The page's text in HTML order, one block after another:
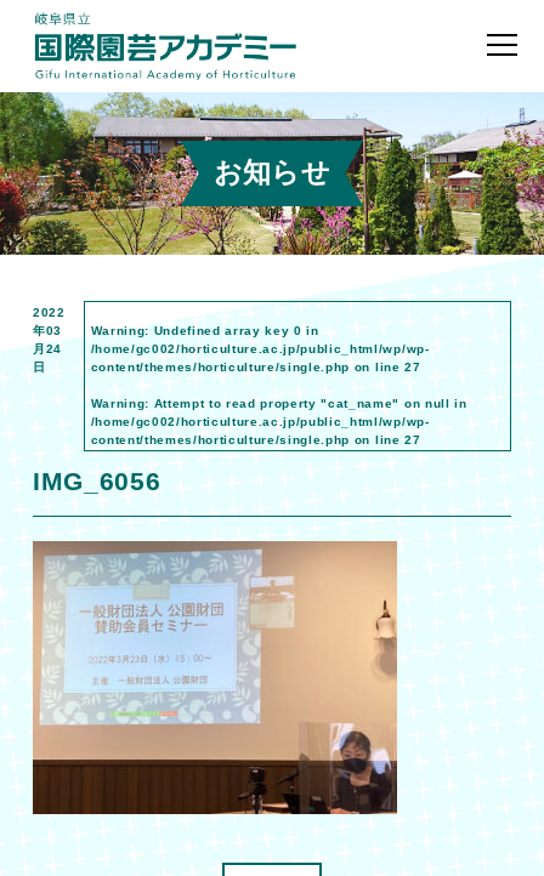
お知らせ
2022
年03
月24
日
Warning: Undefined array key 0 in
/home/gc002/horticulture.ac.jp/public_html/wp/wp-
content/themes/horticulture/single.php on line27
Warning: Attempt to read property "cat_name" on null in
/home/gc002/horticulture.ac.jp/public_html/wp/wp-
content/themes/horticulture/single.php on line27
IMG_6056